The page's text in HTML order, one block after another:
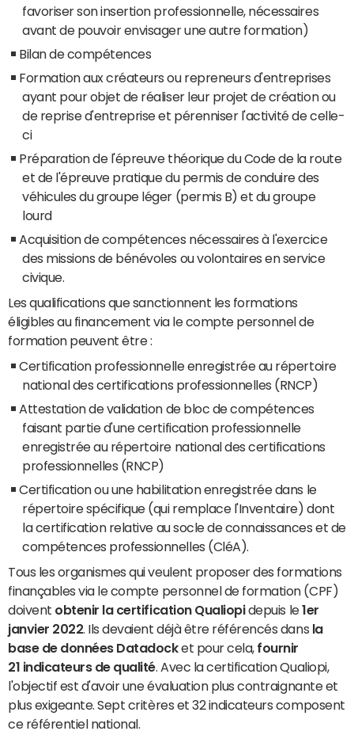
favoriser son insertion professionnelle, nécessaires
avant de pouvoir envisager une autre formation)
Bilan de compétences
Formation aux créateurs ou repreneurs d'entreprises
ayant pour objet de réaliser leur projet de création ou
de reprise d'entreprise et pérenniser l'activité de celle-
ci
Préparation de l'épreuve théorique du Code de la route
et de l'épreuve pratique du permis de conduire des
véhicules du groupe léger (permis B) et du groupe
lourd
Acquisition de compétences nécessaires à l'exercice
des missions de bénévoles ou volontaires en service
civique.
Les qualifications que sanctionnent les formations
éligibles au financement via le compte personnel de
formation peuvent être :
Certification professionnelle enregistrée au répertoire
national des certifications professionnelles (RNCP)
Attestation de validation de bloc de compétences
faisant partie d'une certification professionnelle
enregistrée au répertoire national des certifications
professionnelles (RNCP)
Certification ou une habilitation enregistrée dans le
répertoire spécifique (qui remplace l'Inventaire) dont
la certification relative au socle de connaissances et de
compétences professionnelles (CléA).
Tous les organismes qui veulent proposer des formations
finançables via le compte personnel de formation (CPF)
doivent obtenir la certification Qualiopidepuis le1er
janvier 2022 . Ils devaient déjà être référencés dans la
base de données Datadocket pour cela, fournir
21 indicateurs de qualité . Avec la certification Qualiopi,
l'objectif est d'avoir une évaluation plus contraignante et
plus exigeante. Sept critères et 32 indicateurs composent
ce référentiel national.